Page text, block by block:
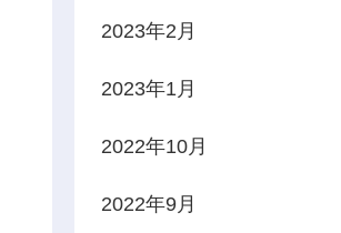
2023年2月
2023年1月
2022年10月
2022年9月